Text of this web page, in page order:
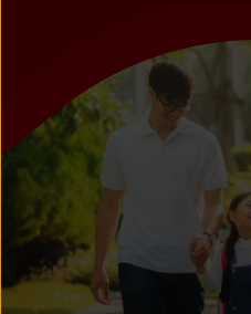
TEMUKAN AGEN
SOLUSI KAMI
LAYANAN NASABAH
ARTIKEL DAN BERITA